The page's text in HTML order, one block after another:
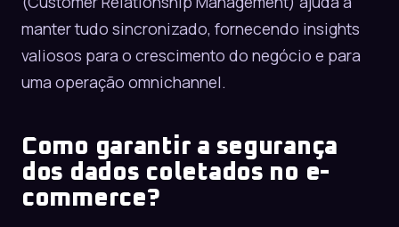
manter tudo sincronizado, fornecendo insights
valiosos para o crescimento do negócio e para
uma operação omnichannel.
Como garantir a segurança
dos dados coletados no e-
commerce?